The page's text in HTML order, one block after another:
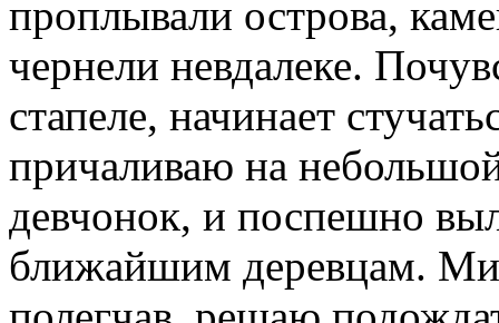
проплывали острова,
чернели невдалеке.
стапеле, начинает
причаливаю на
девчонок, и поспешно
ближайшим деревцам.